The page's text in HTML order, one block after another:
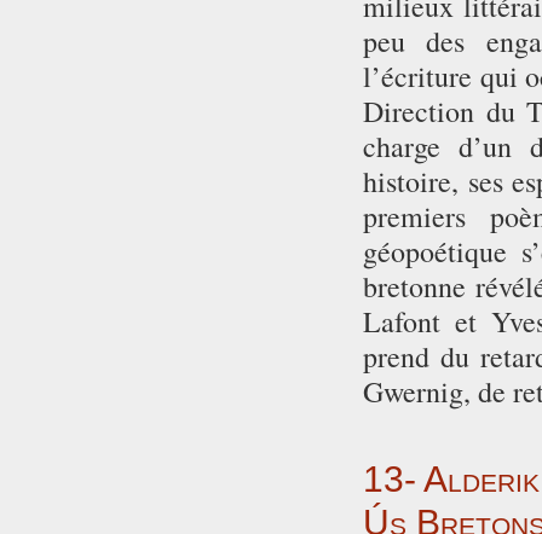
peu des
l’écriture qui
Direction du
charge
histoire, ses
premiers
géopoétique
bretonne
Lafont et
prend du
Gwernig, de
13-
Ús